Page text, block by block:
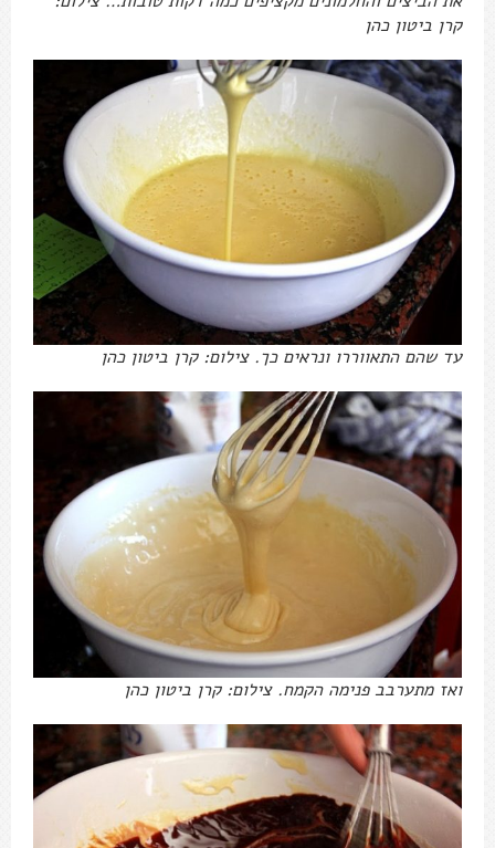
קרן ביטון כהן
עד שהם התאווררו ונראים כך. צילום: קרן ביטון כהן
ואז מתערבב פנימה הקמח. צילום: קרן ביטון כהן